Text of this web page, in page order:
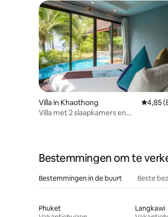
Villa in Khaothong
4,85
Villa met 2 slaapkamers en
Bestemmingen om te
Bestemmingen in de buurt Beste
Phuket
Langkawi